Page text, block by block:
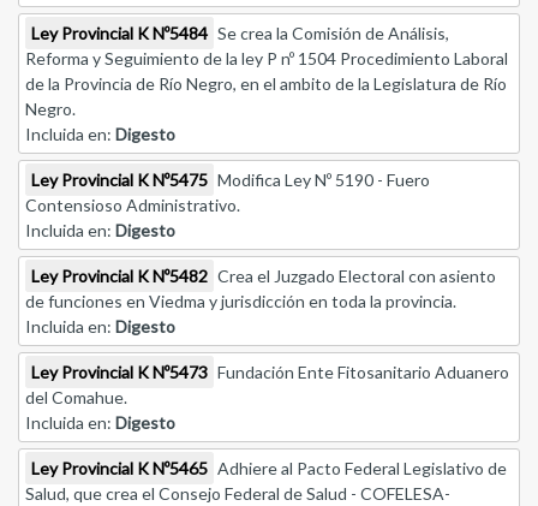
Ley Provincial K Nº5484 Se crea la Comisión de Análisis,
Reforma y Seguimiento de la ley P nº 1504 Procedimiento Laboral
de la Provincia de Río Negro, en el ambito de la Legislatura de Río
Negro.
Incluida en: Digesto
Ley Provincial K Nº5475 Modifica Ley Nº 5190 - Fuero
Contensioso Administrativo.
Incluida en: Digesto
Ley Provincial K Nº5482 Crea el Juzgado Electoral con asiento
de funciones en Viedma y jurisdicción en toda la provincia.
Incluida en: Digesto
Ley Provincial K Nº5473 Fundación Ente Fitosanitario Aduanero
del Comahue.
Incluida en: Digesto
Ley Provincial K Nº5465 Adhiere al Pacto Federal Legislativo de
Salud, que crea el Consejo Federal de Salud - COFELESA-